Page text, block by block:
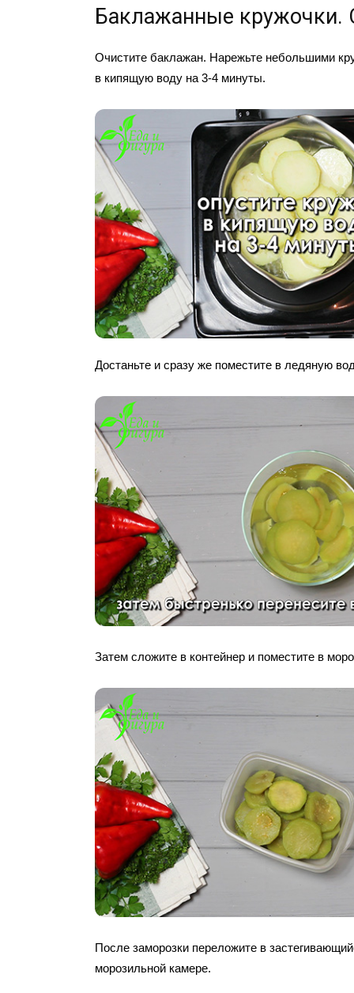
Баклажанные
Очистите баклажан. Нарежьте небольшими
в кипящую воду на 3-4 минуты.
Достаньте и сразу же поместите в ледяную
Затем сложите в контейнер и поместите в
После заморозки переложите в
морозильной камере.